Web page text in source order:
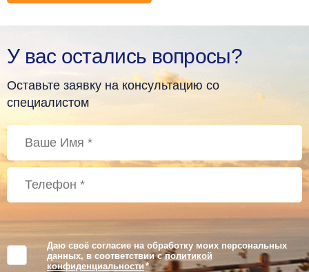
У вас остались вопросы?
Оставьте заявку на консультацию со
специалистом
Даю своё согласие на обработку моих персональных
данных, в соответствии сполитикой
конфиденциальности *